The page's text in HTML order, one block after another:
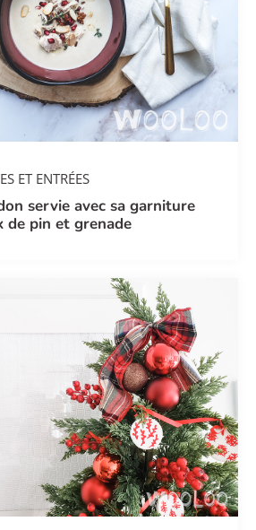
ET ENTRÉES
servie avec sa garniture
de pin et grenade